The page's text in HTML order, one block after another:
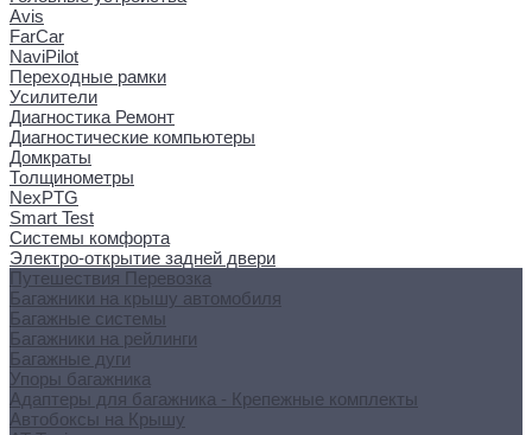
Avis
FarCar
NaviPilot
Переходные рамки
Усилители
Диагностика Ремонт
Диагностические компьютеры
Домкраты
Толщинометры
NexPTG
Smart Test
Системы комфорта
Электро-открытие задней двери
Путешествия Перевозка
Багажники на крышу автомобиля
Багажные системы
Багажники на рейлинги
Багажные дуги
Упоры багажника
Адаптеры для багажника - Крепежные комплекты
Автобоксы на Крышу